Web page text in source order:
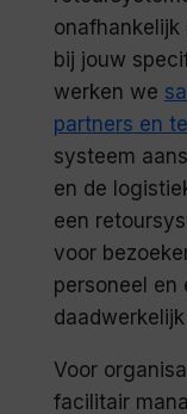
bij jouw
werken we
partners en
systeem
en de
een
voor
personeel en
Voor
facilitair